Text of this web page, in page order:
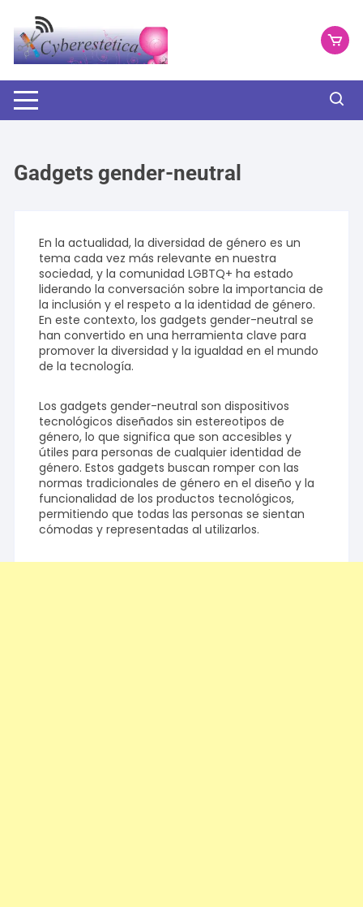
contenido
Gadgets gender-neutral
En la actualidad, la diversidad de género es un
tema cada vez más relevante en nuestra
sociedad, y la comunidad LGBTQ+ ha estado
liderando la conversación sobre la importancia de
la inclusión y el respeto a la identidad de género.
En este contexto, los gadgets gender-neutral se
han convertido en una herramienta clave para
promover la diversidad y la igualdad en el mundo
de la tecnología.
Los gadgets gender-neutral son dispositivos
tecnológicos diseñados sin estereotipos de
género, lo que significa que son accesibles y
útiles para personas de cualquier identidad de
género. Estos gadgets buscan romper con las
normas tradicionales de género en el diseño y la
funcionalidad de los productos tecnológicos,
permitiendo que todas las personas se sientan
cómodas y representadas al utilizarlos.